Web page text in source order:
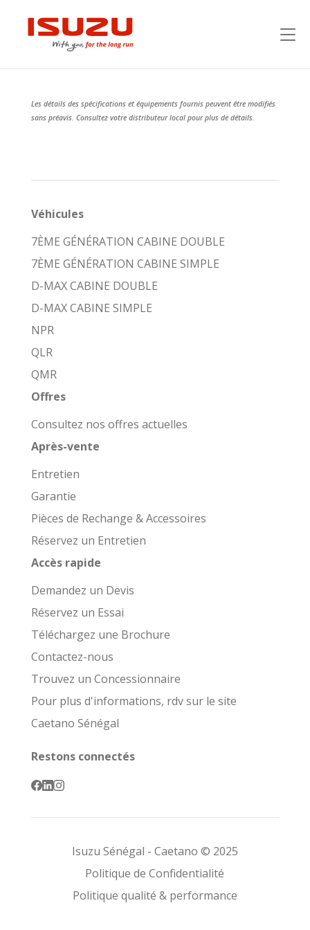
Les détails des spécifications et équipements fournis peuvent être modifiés
sans préavis. Consultez votre distributeur local pour plus de détails.
Véhicules
7ÈME GÉNÉRATION CABINE DOUBLE
7ÈME GÉNÉRATION CABINE SIMPLE
D-MAX CABINE DOUBLE
D-MAX CABINE SIMPLE
NPR
QLR
QMR
Offres
Consultez nos offres actuelles
Après-vente
Entretien
Garantie
Pièces de Rechange & Accessoires
Réservez un Entretien
Accès rapide
Demandez un Devis
Réservez un Essai
Téléchargez une Brochure
Contactez-nous
Trouvez un Concessionnaire
Pour plus d'informations, rdv sur le site
Caetano Sénégal
Restons connectés
Isuzu Sénégal - Caetano © 2025
Politique de Confidentialité
Politique qualité & performance